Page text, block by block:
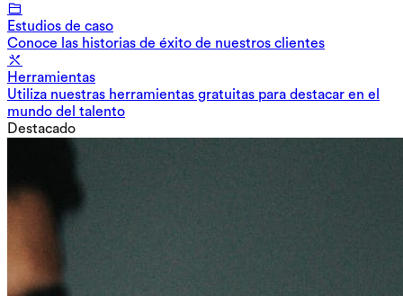
Estudios de caso
Conoce las historias de éxito de nuestros clientes
Herramientas
Utiliza nuestras herramientas gratuitas para destacar en el
mundo del talento
Destacado